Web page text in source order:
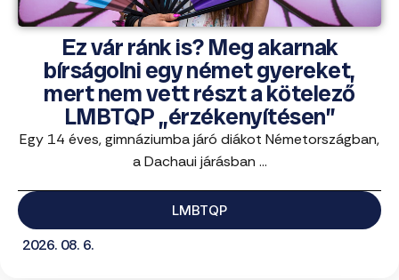
Ez vár ránk is? Meg akarnak
bírságolni egy német gyereket,
mert nem vett részt a kötelező
LMBTQP „érzékenyítésen”
Egy 14 éves, gimnáziumba járó diákot Németországban,
a Dachaui járásban ...
LMBTQP
2026. 08. 6.